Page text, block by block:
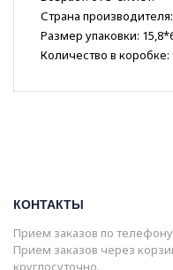
Страна
Размер упаковки:
Количество в коробке:
КОНТАКТЫ
Прием заказов по
Прием заказов через
круглосуточно.